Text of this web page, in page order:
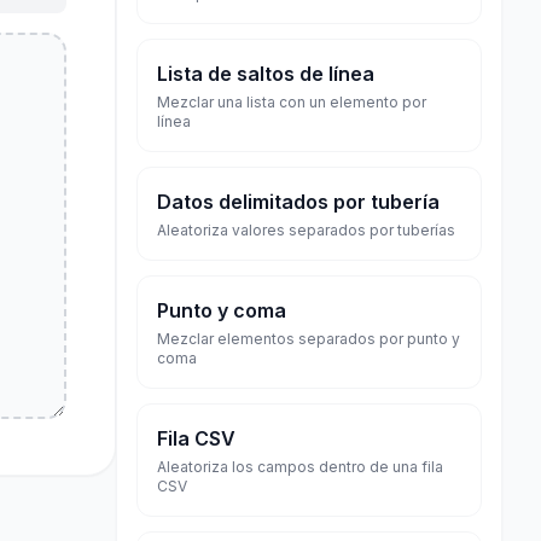
Lista de saltos de línea
Mezclar una lista con un elemento por
línea
Datos delimitados por tubería
Aleatoriza valores separados por tuberías
Punto y coma
Mezclar elementos separados por punto y
coma
Fila CSV
Aleatoriza los campos dentro de una fila
CSV